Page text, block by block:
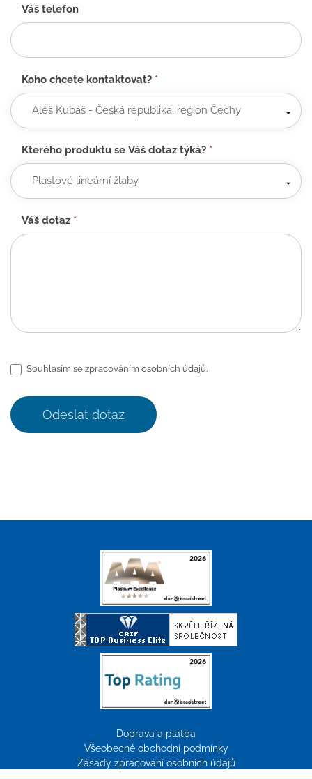
Váš telefon
Koho chcete kontaktovat? *
Kterého produktu se Váš dotaz týká? *
Váš dotaz *
Souhlasím se zpracováním osobních údajů.
Odeslat dotaz
Doprava a platba
Všeobecné obchodní podmínky
Zásady zpracování osobních údajů